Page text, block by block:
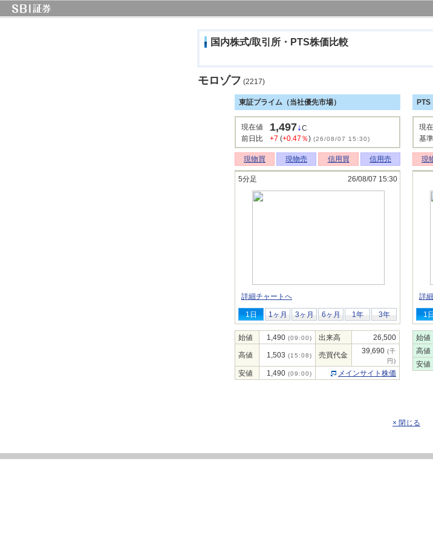
国内株式/取引所・PTS株価比較
モロゾフ (2217)
東証プライム（当社優先市場）
現在値 1,497↓C
前日比
+7 (+0.47％) (26/08/07 15:30)
現物買 現物売 信用買 信用売
5分足 26/08/07 15:30
詳細チャートへ
1日 1ヶ月 3ヶ月 6ヶ月 1年 3年
始値 1,490 (09:00) 出来高 26,500
高値 1,503 (15:08) 売買代金 39,690 (千
円)
安値 1,490 (09:00) メインサイト株価
PTS
現
基
現
詳
1
始値
高値
安値
× 閉じる